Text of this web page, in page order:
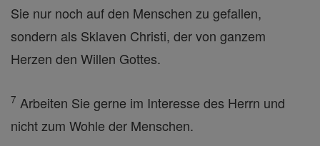
Sie nur noch auf den Menschen zu gefallen,
sondern als Sklaven Christi, der von ganzem
Herzen den Willen Gottes.
7 Arbeiten Sie gerne im Interesse des Herrn und
nicht zum Wohle der Menschen.